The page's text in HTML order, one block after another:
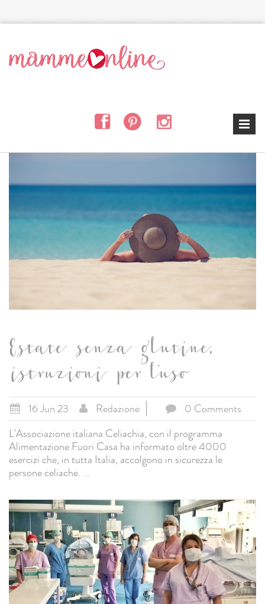
Estate senza glutine,
istruzioni per l’uso
16 Jun 23 Redazione
0 Comments
L'Associazione italiana Celiachia, con il programma
Alimentazione Fuori Casa ha informato oltre 4000
esercizi che, in tutta Italia, accolgono in sicurezza le
persone celiache. ...